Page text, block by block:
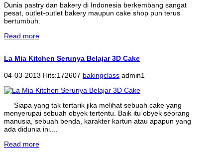
Dunia pastry dan bakery di Indonesia berkembang sangat
pesat, outlet-outlet bakery maupun cake shop pun terus
bertumbuh.
Read more
La Mia Kitchen Serunya Belajar 3D Cake
04-03-2013 Hits:172607 bakingclass admin1
Siapa yang tak tertarik jika melihat sebuah cake yang
menyerupai sebuah obyek tertentu. Baik itu obyek seorang
manusia, sebuah benda, karakter kartun atau apapun yang
ada didunia ini....
Read more